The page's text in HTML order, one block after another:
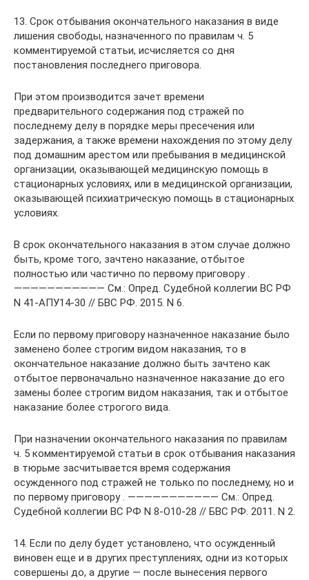
13. Срок отбывания окончательного наказания в виде
лишения свободы, назначенного по правилам ч. 5
комментируемой статьи, исчисляется со дня
постановления последнего приговора.
При этом производится зачет времени
предварительного содержания под стражей по
последнему делу в порядке меры пресечения или
задержания, а также времени нахождения по этому делу
под домашним арестом или пребывания в медицинской
организации, оказывающей медицинскую помощь в
стационарных условиях, или в медицинской организации,
оказывающей психиатрическую помощь в стационарных
условиях.
В срок окончательного наказания в этом случае должно
быть, кроме того, зачтено наказание, отбытое
полностью или частично по первому приговору .
——————————— См.: Опред. Судебной коллегии ВС РФ
N 41-АПУ14-30 // БВС РФ. 2015. N 6.
Если по первому приговору назначенное наказание было
заменено более строгим видом наказания, то в
окончательное наказание должно быть зачтено как
отбытое первоначально назначенное наказание до его
замены более строгим видом наказания, так и отбытое
наказание более строгого вида.
При назначении окончательного наказания по правилам
ч. 5 комментируемой статьи в срок отбывания наказания
в тюрьме засчитывается время содержания
осужденного под стражей не только по последнему, но и
по первому приговору . ——————————— См.: Опред.
Судебной коллегии ВС РФ N 8-О10-28 // БВС РФ. 2011. N 2.
14. Если по делу будет установлено, что осужденный
виновен еще и в других преступлениях, одни из которых
совершены до, а другие — после вынесения первого